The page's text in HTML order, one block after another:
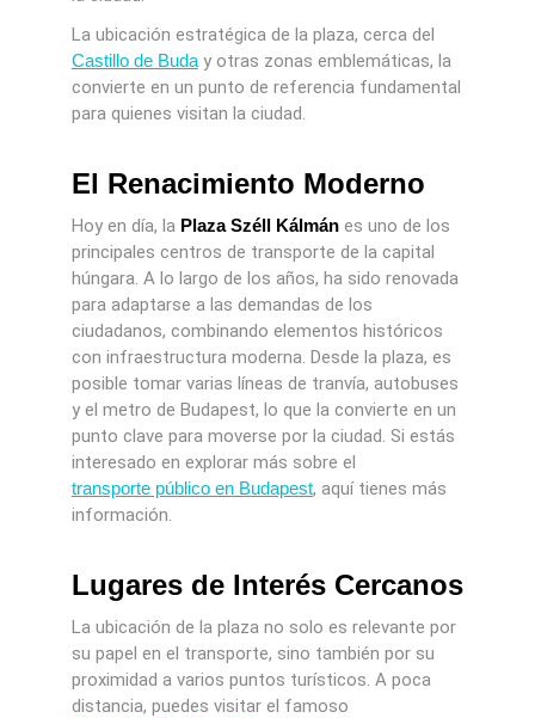
La ubicación estratégica de la plaza, cerca del
Castillo de Buday otras zonas emblemáticas, la
convierte en un punto de referencia fundamental
para quienes visitan la ciudad.
El Renacimiento Moderno
Hoy en día, la Plaza Széll Kálmánes uno de los
principales centros de transporte de la capital
húngara. A lo largo de los años, ha sido renovada
para adaptarse a las demandas de los
ciudadanos, combinando elementos históricos
con infraestructura moderna. Desde la plaza, es
posible tomar varias líneas de tranvía, autobuses
y el metro de Budapest, lo que la convierte en un
punto clave para moverse por la ciudad. Si estás
interesado en explorar más sobre el
transporte público en Budapest, aquí tienes más
información.
Lugares de Interés Cercanos
La ubicación de la plaza no solo es relevante por
su papel en el transporte, sino también por su
proximidad a varios puntos turísticos. A poca
distancia, puedes visitar el famoso